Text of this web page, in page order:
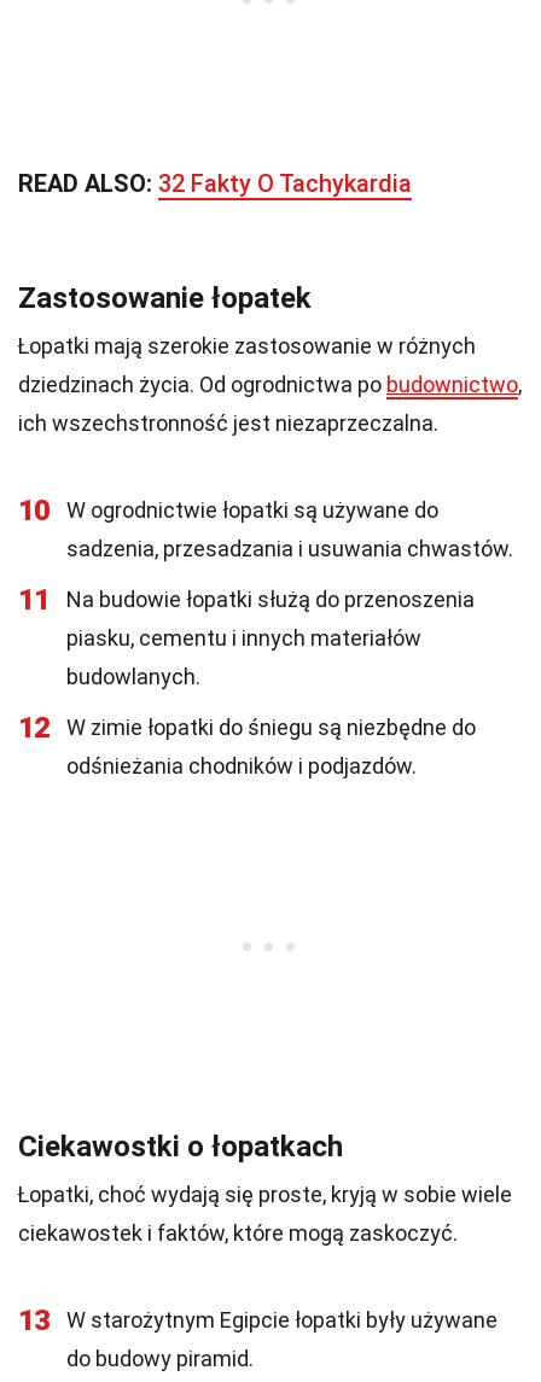
READ ALSO: 32 Fakty O Tachykardia
Zastosowanie łopatek
Łopatki mają szerokie zastosowanie w różnych
dziedzinach życia. Od ogrodnictwa po budownictwo,
ich wszechstronność jest niezaprzeczalna.
10
W ogrodnictwie łopatki są używane do
sadzenia, przesadzania i usuwania chwastów.
11
Na budowie łopatki służą do przenoszenia
piasku, cementu i innych materiałów
budowlanych.
12
W zimie łopatki do śniegu są niezbędne do
odśnieżania chodników i podjazdów.
Ciekawostki o łopatkach
Łopatki, choć wydają się proste, kryją w sobie wiele
ciekawostek i faktów, które mogą zaskoczyć.
13
W starożytnym Egipcie łopatki były używane
do budowy piramid.